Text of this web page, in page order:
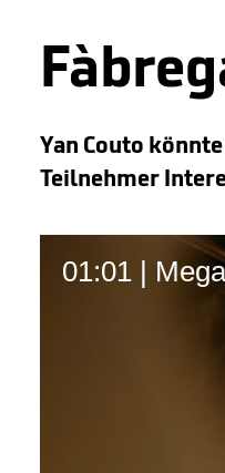
Yan Couto
Teilnehmer
01:01 |